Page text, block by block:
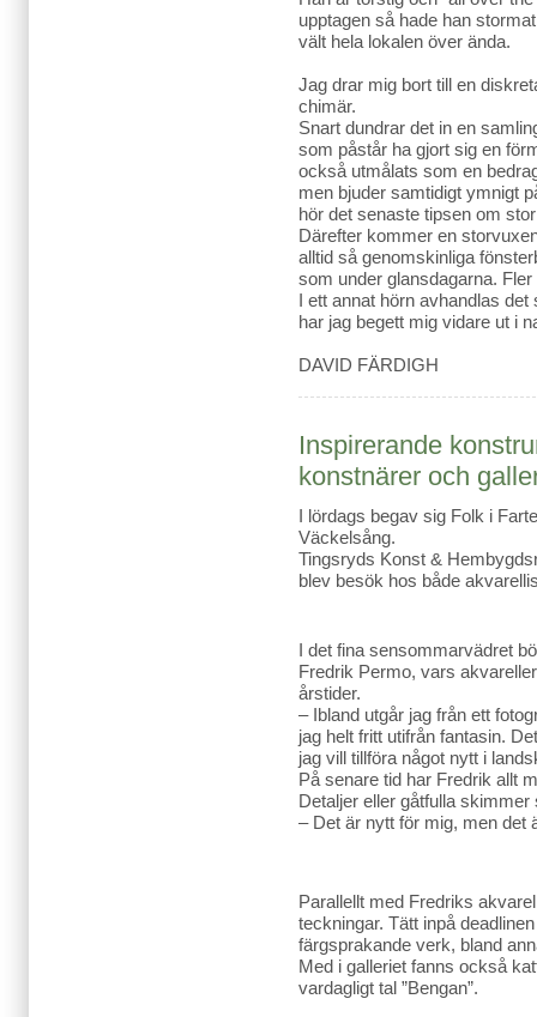
upptagen så hade han
vält hela lokalen över ända.
Jag drar mig bort till en
chimär.
Snart dundrar det in en
som påstår ha gjort sig en
också utmålats som en
men bjuder samtidigt ymnigt
hör det senaste tipsen om
Därefter kommer en
alltid så genomskinliga
som under glansdagarna.
I ett annat hörn avhandlas
har jag begett mig vidare ut i
DAVID FÄRDIGH
Inspirerande
konstnärer och
I lördags begav sig Folk i
Väckelsång.
Tingsryds Konst &
blev besök hos både
I det fina sensommarvädret
Fredrik Permo, vars
årstider.
– Ibland utgår jag från ett
jag helt fritt utifrån fantasin.
jag vill tillföra något nytt i
På senare tid har Fredrik allt
Detaljer eller gåtfulla
– Det är nytt för mig, men det
Parallellt med Fredriks
teckningar. Tätt inpå
färgsprakande verk, bland
Med i galleriet fanns också
vardagligt tal ”Bengan”.